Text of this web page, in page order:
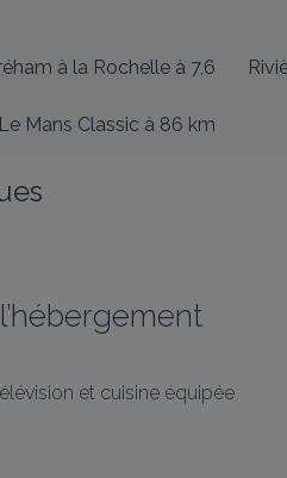
à la Rochelle à 7,6
Mans Classic à 86 km
et cuisine équipée